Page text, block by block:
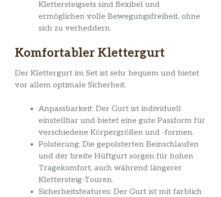
Klettersteigsets sind flexibel und
ermöglichen volle Bewegungsfreiheit, ohne
sich zu verheddern.
Komfortabler Klettergurt
Der Klettergurt im Set ist sehr bequem und bietet
vor allem optimale Sicherheit.
Anpassbarkeit: Der Gurt ist individuell
einstellbar und bietet eine gute Passform für
verschiedene Körpergrößen und -formen.
Polsterung: Die gepolsterten Beinschlaufen
und der breite Hüftgurt sorgen für hohen
Tragekomfort, auch während längerer
Klettersteig-Touren.
Sicherheitsfeatures: Der Gurt ist mit farblich